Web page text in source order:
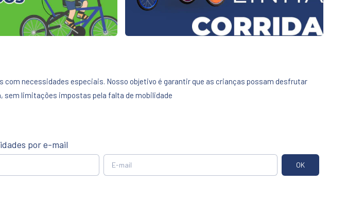
necessidades especiais. Nosso objetivo é garantir que as crianças possam desfrutar
sem limitações impostas pela falta de mobilidade
por e-mail